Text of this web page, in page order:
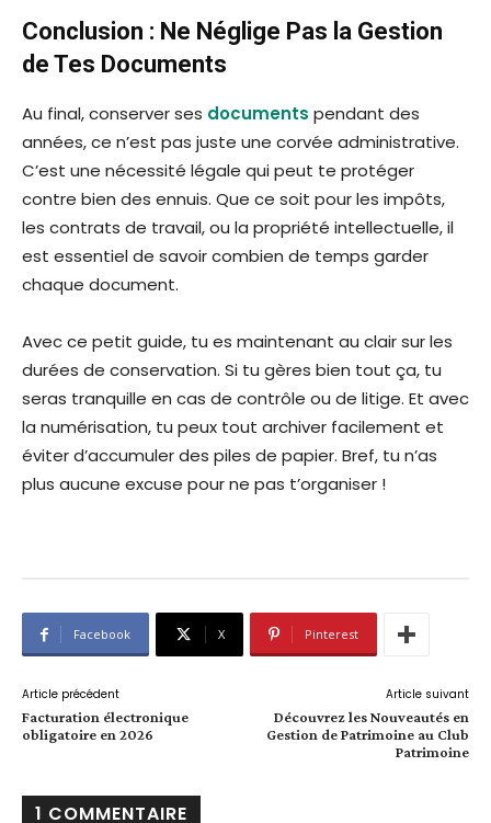
Conclusion : Ne Néglige Pas la Gestion
de Tes Documents
Au final, conserver ses documents pendant des
années, ce n’est pas juste une corvée administrative.
C’est une nécessité légale qui peut te protéger
contre bien des ennuis. Que ce soit pour les impôts,
les contrats de travail, ou la propriété intellectuelle, il
est essentiel de savoir combien de temps garder
chaque document.
Avec ce petit guide, tu es maintenant au clair sur les
durées de conservation. Si tu gères bien tout ça, tu
seras tranquille en cas de contrôle ou de litige. Et avec
la numérisation, tu peux tout archiver facilement et
éviter d’accumuler des piles de papier. Bref, tu n’as
plus aucune excuse pour ne pas t’organiser !
Facebook X Pinterest
Article précédent
Facturation électronique
obligatoire en 2026
Article suivant
Découvrez les Nouveautés en
Gestion de Patrimoine au Club
Patrimoine
1 COMMENTAIRE